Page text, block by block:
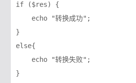
if ($res) {
    echo "转换成功";
}
else{
    echo "转换失败";